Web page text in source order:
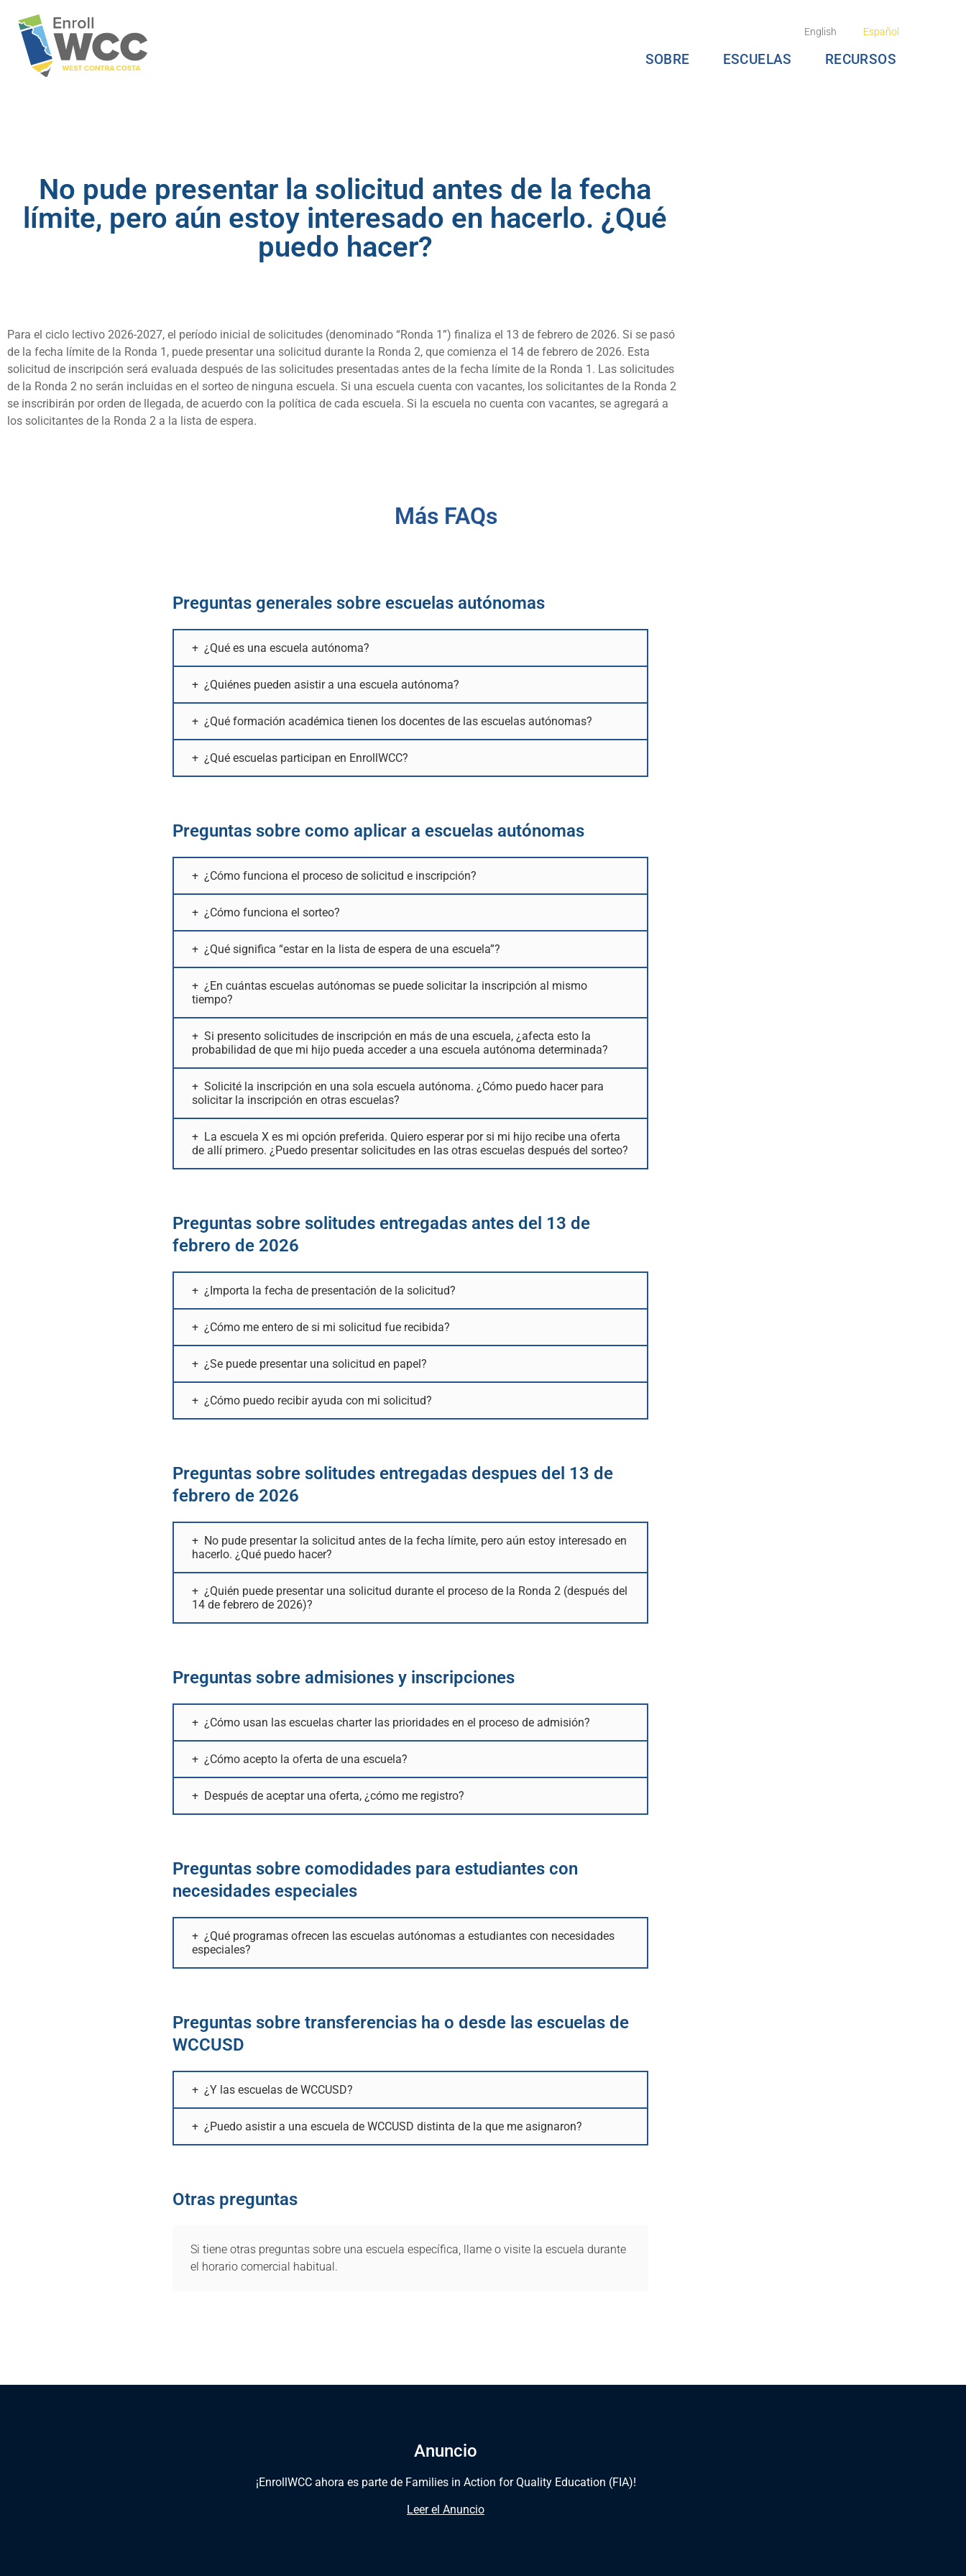
English Español
SOBRE ESCUELAS RECURSOS
No pude presentar la solicitud antes de la fecha
límite, pero aún estoy interesado en hacerlo. ¿Qué
puedo hacer?
Para el ciclo lectivo 2026-2027, el período inicial de solicitudes (denominado “Ronda 1”) finaliza el 13 de febrero de 2026. Si se pasó
de la fecha límite de la Ronda 1, puede presentar una solicitud durante la Ronda 2, que comienza el 14 de febrero de 2026. Esta
solicitud de inscripción será evaluada después de las solicitudes presentadas antes de la fecha límite de la Ronda 1. Las solicitudes
de la Ronda 2 no serán incluidas en el sorteo de ninguna escuela. Si una escuela cuenta con vacantes, los solicitantes de la Ronda 2
se inscribirán por orden de llegada, de acuerdo con la política de cada escuela. Si la escuela no cuenta con vacantes, se agregará a
los solicitantes de la Ronda 2 a la lista de espera.
Más FAQs
Preguntas generales sobre escuelas autónomas
¿Qué es una escuela autónoma?
¿Quiénes pueden asistir a una escuela autónoma?
¿Qué formación académica tienen los docentes de las escuelas autónomas?
¿Qué escuelas participan en EnrollWCC?
Preguntas sobre como aplicar a escuelas autónomas
¿Cómo funciona el proceso de solicitud e inscripción?
¿Cómo funciona el sorteo?
¿Qué significa “estar en la lista de espera de una escuela”?
¿En cuántas escuelas autónomas se puede solicitar la inscripción al mismo
tiempo?
Si presento solicitudes de inscripción en más de una escuela, ¿afecta esto la
probabilidad de que mi hijo pueda acceder a una escuela autónoma determinada?
Solicité la inscripción en una sola escuela autónoma. ¿Cómo puedo hacer para
solicitar la inscripción en otras escuelas?
La escuela X es mi opción preferida. Quiero esperar por si mi hijo recibe una oferta
de allí primero. ¿Puedo presentar solicitudes en las otras escuelas después del sorteo?
Preguntas sobre solitudes entregadas antes del 13 de
febrero de 2026
¿Importa la fecha de presentación de la solicitud?
¿Cómo me entero de si mi solicitud fue recibida?
¿Se puede presentar una solicitud en papel?
¿Cómo puedo recibir ayuda con mi solicitud?
Preguntas sobre solitudes entregadas despues del 13 de
febrero de 2026
No pude presentar la solicitud antes de la fecha límite, pero aún estoy interesado en
hacerlo. ¿Qué puedo hacer?
¿Quién puede presentar una solicitud durante el proceso de la Ronda 2 (después del
14 de febrero de 2026)?
Preguntas sobre admisiones y inscripciones
¿Cómo usan las escuelas charter las prioridades en el proceso de admisión?
¿Cómo acepto la oferta de una escuela?
Después de aceptar una oferta, ¿cómo me registro?
Preguntas sobre comodidades para estudiantes con
necesidades especiales
¿Qué programas ofrecen las escuelas autónomas a estudiantes con necesidades
especiales?
Preguntas sobre transferencias ha o desde las escuelas de
WCCUSD
¿Y las escuelas de WCCUSD?
¿Puedo asistir a una escuela de WCCUSD distinta de la que me asignaron?
Otras preguntas
Si tiene otras preguntas sobre una escuela específica, llame o visite la escuela durante
el horario comercial habitual.
Anuncio
¡EnrollWCC ahora es parte de Families in Action for Quality Education (FIA)!
Leer el Anuncio